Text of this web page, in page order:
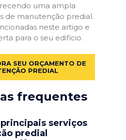
uma ampla
de manutenção predial.
neste artigo e
para o seu edifício.
SEU ORÇAMENTO DE
PREDIAL
frequentes
principais serviços
predial